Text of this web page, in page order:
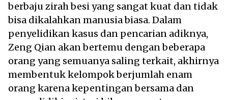
berbaju zirah besi yang sangat kuat dan tidak
bisa dikalahkan manusia biasa. Dalam
penyelidikan kasus dan pencarian adiknya,
Zeng Qian akan bertemu dengan beberapa
orang yang semuanya saling terkait, akhirnya
membentuk kelompok berjumlah enam
orang karena kepentingan bersama dan